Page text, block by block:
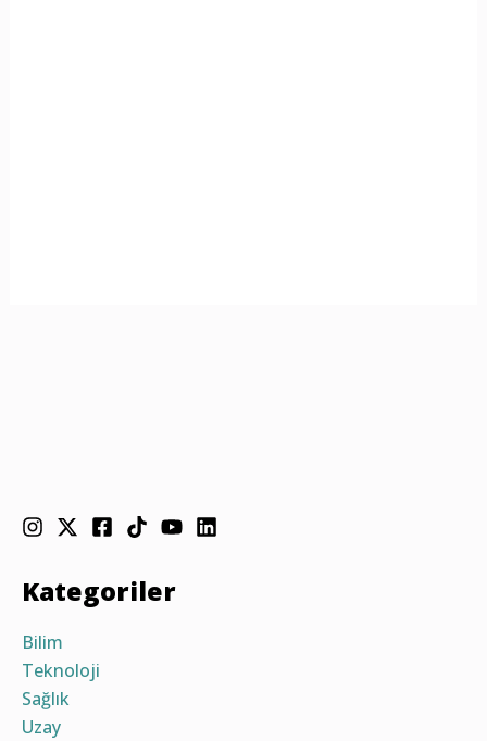
Kategoriler
Bilim
Teknoloji
Sağlık
Uzay